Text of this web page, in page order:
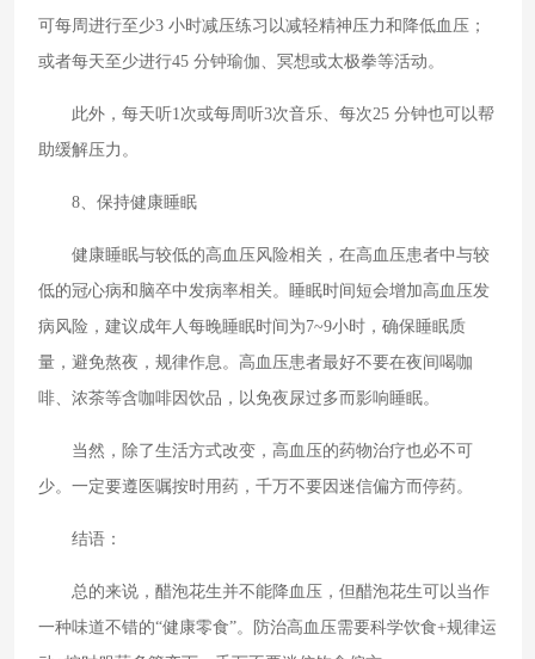
可每周进行至少3 小时减压练习以减轻精神压力和降低血压；
或者每天至少进行45 分钟瑜伽、冥想或太极拳等活动。
此外，每天听1次或每周听3次音乐、每次25 分钟也可以帮
助缓解压力。
8、保持健康睡眠
健康睡眠与较低的高血压风险相关，在高血压患者中与较
低的冠心病和脑卒中发病率相关。睡眠时间短会增加高血压发
病风险，建议成年人每晚睡眠时间为7~9小时，确保睡眠质
量，避免熬夜，规律作息。高血压患者最好不要在夜间喝咖
啡、浓茶等含咖啡因饮品，以免夜尿过多而影响睡眠。
当然，除了生活方式改变，高血压的药物治疗也必不可
少。一定要遵医嘱按时用药，千万不要因迷信偏方而停药。
结语：
总的来说，醋泡花生并不能降血压，但醋泡花生可以当作
一种味道不错的“健康零食”。防治高血压需要科学饮食+规律运